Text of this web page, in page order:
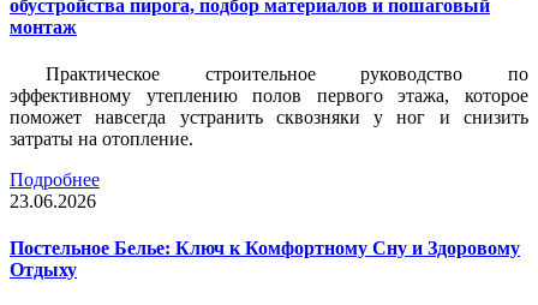
обустройства пирога, подбор материалов и пошаговый
монтаж
Практическое строительное руководство по
эффективному утеплению полов первого этажа, которое
поможет навсегда устранить сквозняки у ног и снизить
затраты на отопление.
Подробнее
23.06.2026
Постельное Белье: Ключ к Комфортному Сну и Здоровому
Отдыху